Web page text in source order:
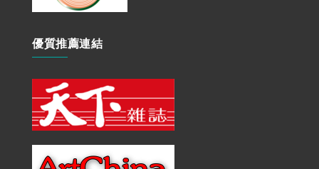
優質推薦連結